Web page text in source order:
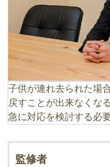
子供が連れ去られた場
戻すことが出来なくな
急に対応を検討する必
監修者